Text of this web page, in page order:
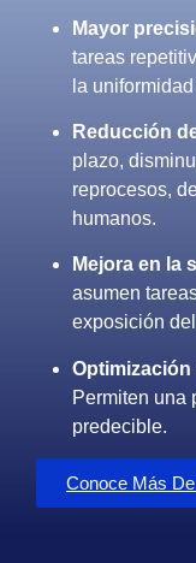
Mayor
tareas
la
Reducción
plazo,
reprocesos,
humanos.
Mejora en la
asumen
exposición
Permiten una
predecible.
Conoce Más